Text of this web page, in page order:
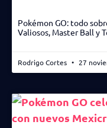
Pokémon GO: todo
Valiosos, Master Ball y
Rodrigo Cortes 27